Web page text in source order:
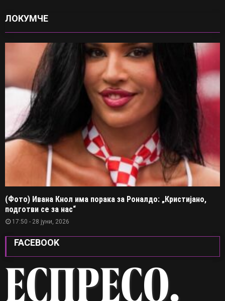
ЛОКУМЧЕ
(Фото) Ивана Кнол има порака за Роналдо: „Кристијано,
подготви се за нас“
17:50 - 28 јуни, 2026
FACEBOOK